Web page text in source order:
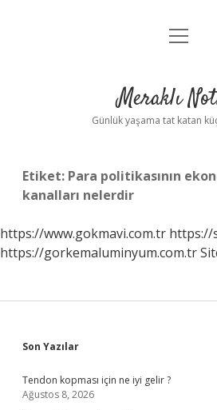
Anasayfa
Yasal Uyarı
menüyü
Meraklı
Günlük yaşama tat katan
Etiket: Para politikasının
kanalları nelerdir
https://www.gokmavi.com.tr https://
https://gorkemaluminyum.com.tr
Sidebar
Son Yazılar
Tendon kopması için ne iyi gelir ?
Ağustos 8, 2026